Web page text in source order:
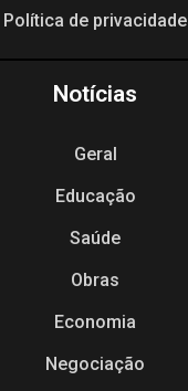
Política de privacidade
Notícias
Geral
Educação
Saúde
Obras
Economia
Negociação